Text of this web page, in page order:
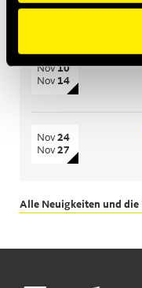
Okt28
Nov10
Nov 14
Nov 24
Nov 27
Alle Neuigkeiten und die